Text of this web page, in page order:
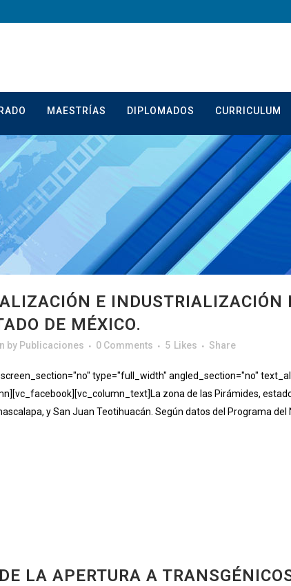
MAESTRÍAS DIPLOMADOS CURRICULUM
E INDUSTRIALIZACIÓN
DE MÉXICO.
by Publicaciones 0 Comments 5 Likes Share
type="full_width" angled_section="no"
zona de las Pirámides,
y San Juan Teotihuacán. Según datos del Programa del
LA APERTURA A